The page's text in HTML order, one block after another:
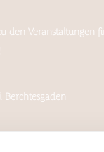
den Veranstaltungen
Berchtesgaden